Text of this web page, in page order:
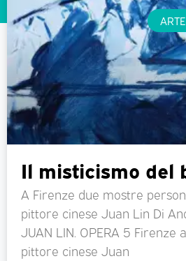
Il misticismo del
A Firenze due mostre
pittore cinese Juan Lin Di
JUAN LIN. OPERA 5 Firenze
pittore cinese Juan